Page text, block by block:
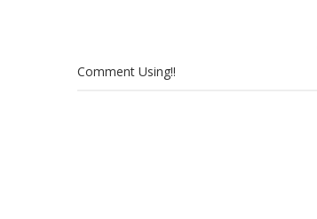
Comment Using!!